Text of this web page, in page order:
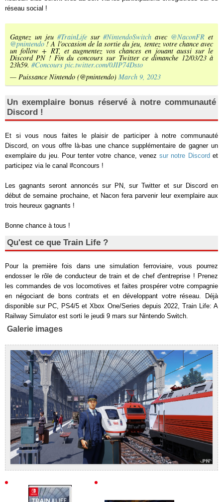
réseau social !
Gagnez un jeu #TrainLifesur#NintendoSwitch avec @NaconFR et
@pnintendo! A l'occasion de la sortie du jeu, tentez votre chance avec
un follow + RT, et augmentez vos chances en jouant aussi sur le
Discord PN ! Fin du concours sur Twitter ce dimanche 12/03/23 à
23h59. #Concours pic.twitter.com/0JIP74Dsto
— Puissance Nintendo (@pnintendo) March 9, 2023
Un exemplaire bonus réservé à notre communauté
Discord !
Et si vous nous faites le plaisir de participer à notre communauté
Discord, on vous offre là-bas une chance supplémentaire de gagner un
exemplaire du jeu. Pour tenter votre chance, venezsur notre Discord et
participez via le canal #concours !
Les gagnants seront annoncés sur PN, sur Twitter et sur Discord en
début de semaine prochaine, et Nacon fera parvenir leur exemplaire aux
trois heureux gagnants !
Bonne chance à tous !
Qu'est ce que Train Life ?
Pour la première fois dans une simulation ferroviaire, vous pourrez
endosser le rôle de conducteur de train et de chef d'entreprise ! Prenez
les commandes de vos locomotives et faites prospérer votre compagnie
en négociant de bons contrats et en développant votre réseau. Déjà
disponible sur PC, PS4/5 et Xbox One/Series depuis 2022, Train Life: A
Railway Simulator est sorti le jeudi 9 mars sur Nintendo Switch.
Galerie images